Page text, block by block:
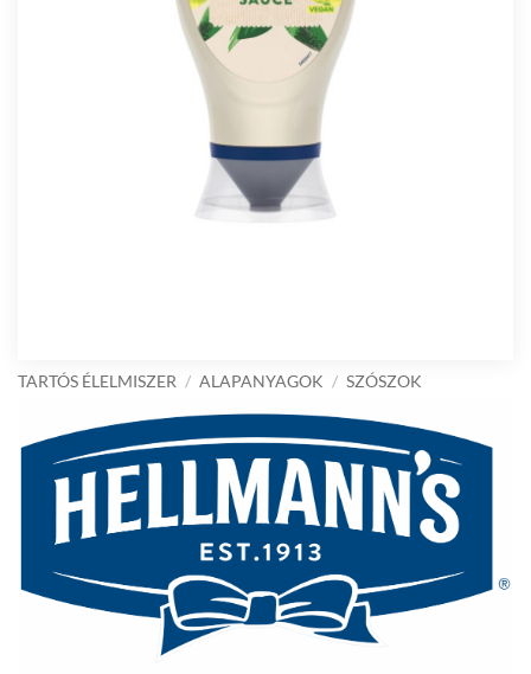
TARTÓS ÉLELMISZER / ALAPANYAGOK / SZÓSZOK